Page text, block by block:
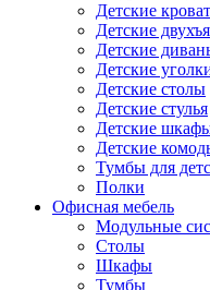
Детские
Детские
Детские
Детские
Детские столы
Детские стулья
Детские
Детские
Тумбы для
Полки
Офисная мебель
Модульные
Столы
Шкафы
Тумбы